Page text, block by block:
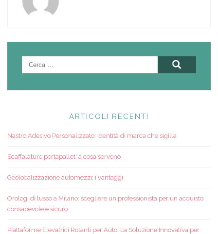
Ricerca
ARTICOLI RECENTI
Nastro Adesivo Personalizzato: identità di marca che sigilla
Scaffalature portapallet: a cosa servono
Geolocalizzazione automezzi: i vantaggi
Orologi di lusso a Milano: scegliere un professionista per un acquisto
consapevole e sicuro
Piattaforme Elevatrici Rotanti per Auto: La Soluzione Innovativa per